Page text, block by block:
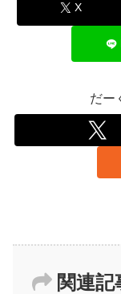
X
だー
関連記